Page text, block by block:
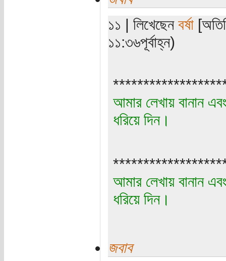
১১ | লিখেছেন বর্ষা
১১:৩৬পূর্বাহ্ন)
আমার লেখায় বানান
ধরিয়ে দিন।
আমার লেখায় বানান
ধরিয়ে দিন।
জবাব